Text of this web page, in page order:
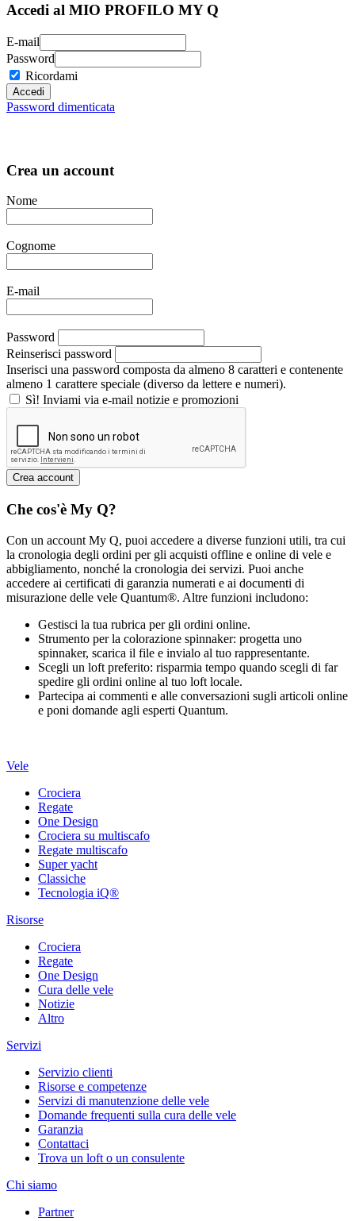
Accedi al MIO PROFILO MY Q
E-mail
Password
Ricordami
Password dimenticata
Crea un account
Nome
Cognome
E-mail
Password
Reinserisci password
Inserisci una password composta da almeno 8 caratteri e contenente
almeno 1 carattere speciale (diverso da lettere e numeri).
Sì! Inviami via e-mail notizie e promozioni
Che cos'è My Q?
Con un account My Q, puoi accedere a diverse funzioni utili, tra cui
la cronologia degli ordini per gli acquisti offline e online di vele e
abbigliamento, nonché la cronologia dei servizi. Puoi anche
accedere ai certificati di garanzia numerati e ai documenti di
misurazione delle vele Quantum®. Altre funzioni includono:
Gestisci la tua rubrica per gli ordini online.
Strumento per la colorazione spinnaker: progetta uno
spinnaker, scarica il file e invialo al tuo rappresentante.
Scegli un loft preferito: risparmia tempo quando scegli di far
spedire gli ordini online al tuo loft locale.
Partecipa ai commenti e alle conversazioni sugli articoli online
e poni domande agli esperti Quantum.
Vele
Crociera
Regate
One Design
Crociera su multiscafo
Regate multiscafo
Super yacht
Classiche
Tecnologia iQ®
Risorse
Crociera
Regate
One Design
Cura delle vele
Notizie
Altro
Servizi
Servizio clienti
Risorse e competenze
Servizi di manutenzione delle vele
Domande frequenti sulla cura delle vele
Garanzia
Contattaci
Trova un loft o un consulente
Chi siamo
Partner